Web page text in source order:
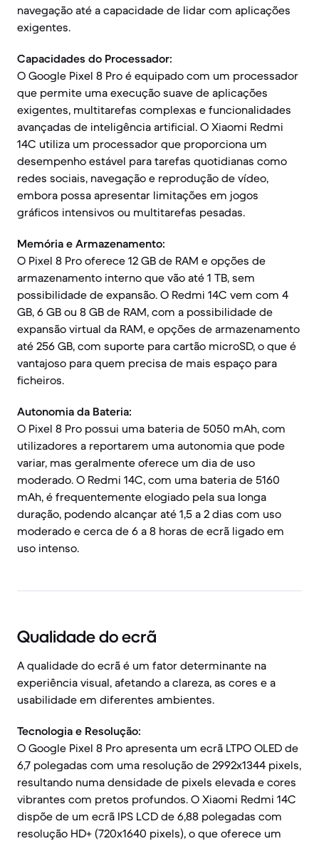
navegação até a capacidade de lidar com aplicações
exigentes.
Capacidades do Processador:
O Google Pixel 8 Pro é equipado com um processador
que permite uma execução suave de aplicações
exigentes, multitarefas complexas e funcionalidades
avançadas de inteligência artificial. O Xiaomi Redmi
14C utiliza um processador que proporciona um
desempenho estável para tarefas quotidianas como
redes sociais, navegação e reprodução de vídeo,
embora possa apresentar limitações em jogos
gráficos intensivos ou multitarefas pesadas.
Memória e Armazenamento:
O Pixel 8 Pro oferece 12 GB de RAM e opções de
armazenamento interno que vão até 1 TB, sem
possibilidade de expansão. O Redmi 14C vem com 4
GB, 6 GB ou 8 GB de RAM, com a possibilidade de
expansão virtual da RAM, e opções de armazenamento
até 256 GB, com suporte para cartão microSD, o que é
vantajoso para quem precisa de mais espaço para
ficheiros.
Autonomia da Bateria:
O Pixel 8 Pro possui uma bateria de 5050 mAh, com
utilizadores a reportarem uma autonomia que pode
variar, mas geralmente oferece um dia de uso
moderado. O Redmi 14C, com uma bateria de 5160
mAh, é frequentemente elogiado pela sua longa
duração, podendo alcançar até 1,5 a 2 dias com uso
moderado e cerca de 6 a 8 horas de ecrã ligado em
uso intenso.
Qualidade do ecrã
A qualidade do ecrã é um fator determinante na
experiência visual, afetando a clareza, as cores e a
usabilidade em diferentes ambientes.
Tecnologia e Resolução:
O Google Pixel 8 Pro apresenta um ecrã LTPO OLED de
6,7 polegadas com uma resolução de 2992x1344 pixels,
resultando numa densidade de pixels elevada e cores
vibrantes com pretos profundos. O Xiaomi Redmi 14C
dispõe de um ecrã IPS LCD de 6,88 polegadas com
resolução HD+ (720x1640 pixels), o que oferece um